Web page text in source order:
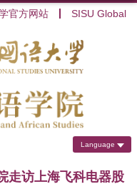
官方网站 SISU Global
Language
走访上海飞科电器股